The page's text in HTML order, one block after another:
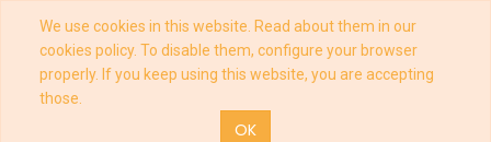
We use cookies in this website. Read about them in our
cookies policy. To disable them, configure your browser
properly. If you keep using this website, you are accepting
those.
OK